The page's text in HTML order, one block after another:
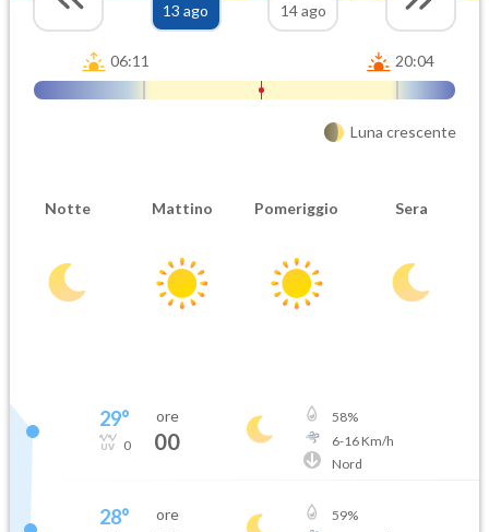
13 ago
14 ago
06:11 20:04
Luna crescente
Notte Mattino Pomeriggio Sera
29°
0
ore
00
58%
6-16Km/h
Nord
28° ore 59%